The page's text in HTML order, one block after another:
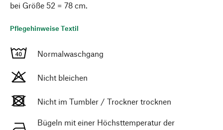
bei Größe 52 = 78 cm.
Pflegehinweise Textil
Normalwaschgang
Nicht bleichen
Nicht im Tumbler / Trockner trocknen
Bügeln mit einer Höchsttemperatur der